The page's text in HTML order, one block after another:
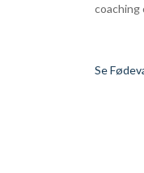
coaching
Se